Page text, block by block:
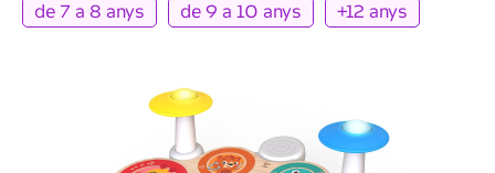
de 7 a 8 anys
de 9 a 10 anys +12 anys